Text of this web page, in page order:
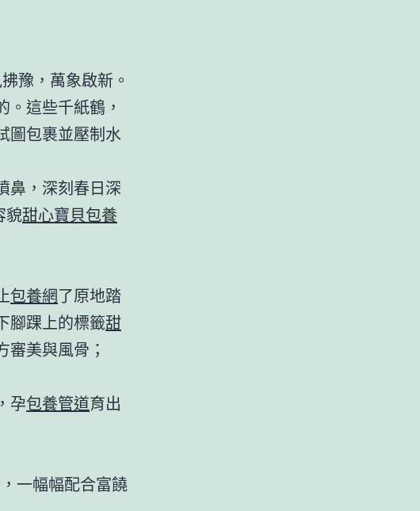
豫，萬象啟新。
這些千紙鶴，
圖包裹並壓制水
鼻，深刻春日深
貌甜心寶貝包養
包養網了原地踏
腳踝上的標籤甜
審美與風骨；
，孕包養管道育出
一幅幅配合富饒